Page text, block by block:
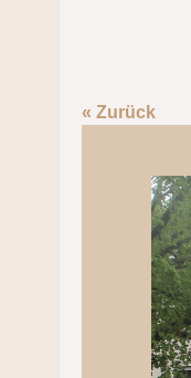
« Zurück